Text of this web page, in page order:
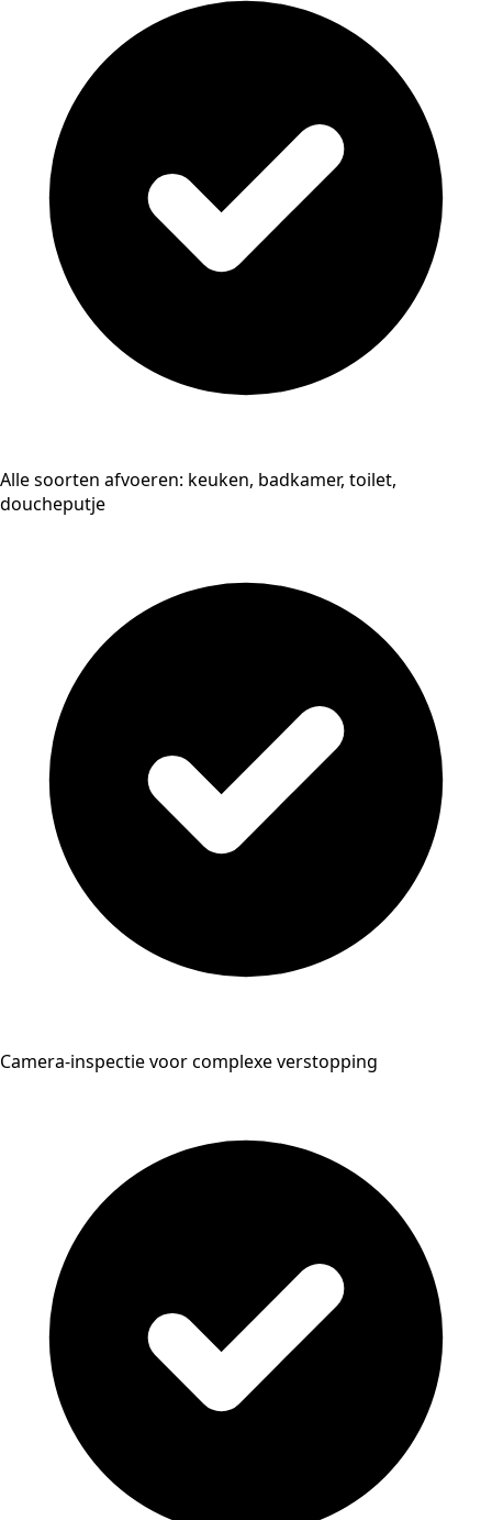
Alle soorten afvoeren: keuken, badkamer, toilet,
doucheputje
Camera-inspectie voor complexe verstopping